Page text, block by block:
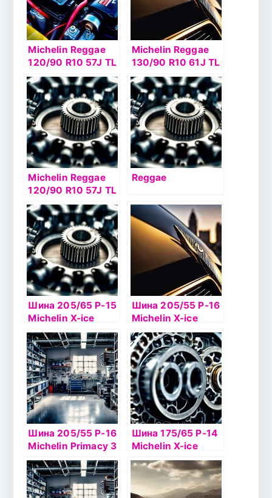
Michelin Reggae
120/90 R10 57J TL
Michelin Reggae
130/90 R10 61J TL
TL
Michelin Reggae
120/90 R10 57J TL
TL Rear
Reggae
Шина 205/65 Р-15
Michelin X-ice
North 3 99Т б/к
Шина 205/55 Р-16
Michelin X-ice
North 2 94Т б/к
шип
Шина 205/55 Р-16
Michelin Primacy 3
GRNX 91V б/к
Шина 175/65 Р-14
Michelin X-ice
North 2 86Т б/к
шип